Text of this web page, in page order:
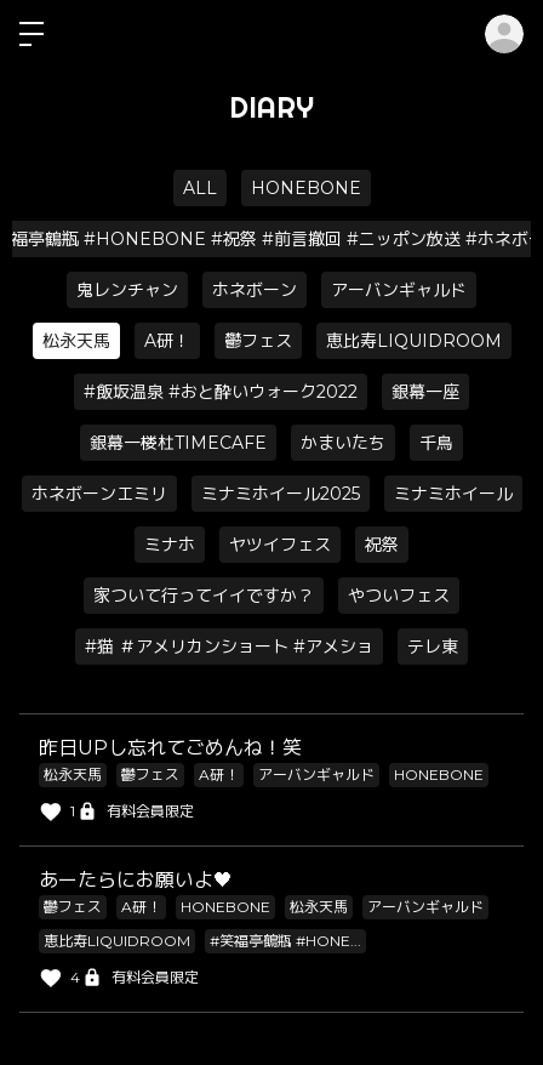
DIARY
ALL HONEBONE
福亭鶴瓶 #HONEBONE #祝祭 #前言撤回 #ニッポン放送 #ホネボ
鬼レンチャン ホネボーン アーバンギャルド
松永天馬 A研！ 鬱フェス 恵比寿LIQUIDROOM
#飯坂温泉 #おと酔いウォーク2022 銀幕一座
銀幕一楼杜TIMECAFE かまいたち 千鳥
ホネボーンエミリ ミナミホイール2025 ミナミホイール
ミナホ ヤツイフェス 祝祭
家ついて行ってイイですか？ やついフェス
#猫 ＃アメリカンショート #アメショ テレ東
昨日UPし忘れてごめんね！笑
松永天馬 鬱フェス A研！ アーバンギャルド
HONEBONE
1
有料会員限定
あーたらにお願いよ🖤
鬱フェス A研！ HONEBONE 松永天馬
アーバンギャルド
恵比寿LIQUIDROOM
#笑福亭鶴瓶 #HONE...
4
有料会員限定